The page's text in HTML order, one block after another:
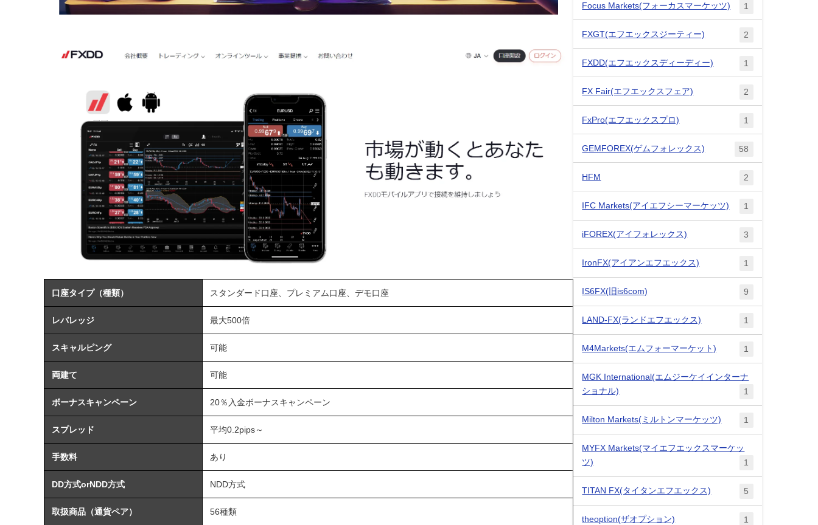
口座タイプ（種類） スタンダード口座、プレミアム口座、デモ口座
レバレッジ 最大500倍
スキャルピング 可能
両建て 可能
ボーナスキャンペーン 20％入金ボーナスキャンペーン
スプレッド 平均0.2pips ～
手数料 あり
DD方式orNDD方式 NDD方式
取扱商品（通貨ペア） 56種類
Focus Markets(フォーカスマーケッツ) 1
FXGT(エフエックスジーティー) 2
FXDD(エフエックスディーディー) 1
FX Fair(エフエックスフェア) 2
FxPro(エフエックスプロ) 1
GEMFOREX(ゲムフォレックス) 58
HFM 2
IFC Markets(アイエフシーマーケッツ) 1
iFOREX(アイフォレックス) 3
IronFX(アイアンエフエックス) 1
IS6FX(旧is6com) 9
LAND-FX(ランドエフエックス) 1
M4Markets(エムフォーマーケット) 1
MGK International(エムジーケイインターナ
ショナル)
1
Milton Markets(ミルトンマーケッツ) 1
MYFX Markets(マイエフエックスマーケッ
ツ)
1
TITAN FX(タイタンエフエックス) 5
theoption(ザオプション) 1